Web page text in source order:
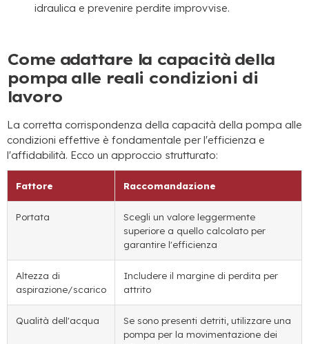
idraulica e prevenire perdite improvvise.
Come adattare la capacità della
pompa alle reali condizioni di
lavoro
La corretta corrispondenza della capacità della pompa alle
condizioni effettive è fondamentale per l'efficienza e
l'affidabilità. Ecco un approccio strutturato:
Fattore Raccomandazione
Portata
Scegli un valore leggermente
superiore a quello calcolato per
garantire l'efficienza
Altezza di
aspirazione/scarico
Includere il margine di perdita per
attrito
Qualità dell'acqua
Se sono presenti detriti, utilizzare una
pompa per la movimentazione dei